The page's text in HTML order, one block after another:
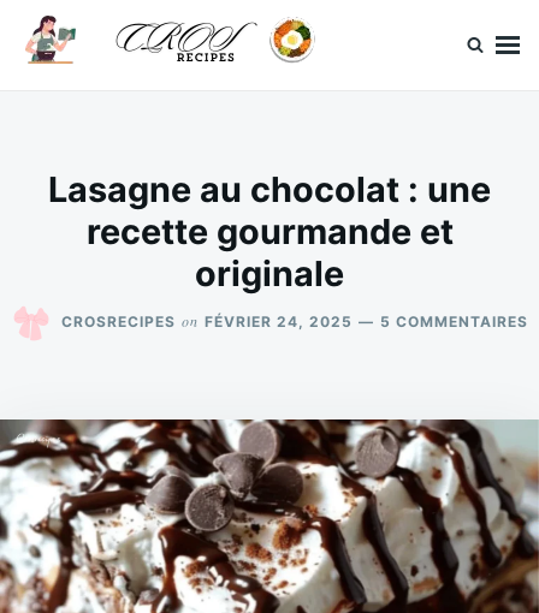
SkipSearch
for:
Lasagne au chocolat : une
recette gourmande et
originale
CROSRECIPES on FÉVRIER 24, 2025 5 COMMENTAIRES